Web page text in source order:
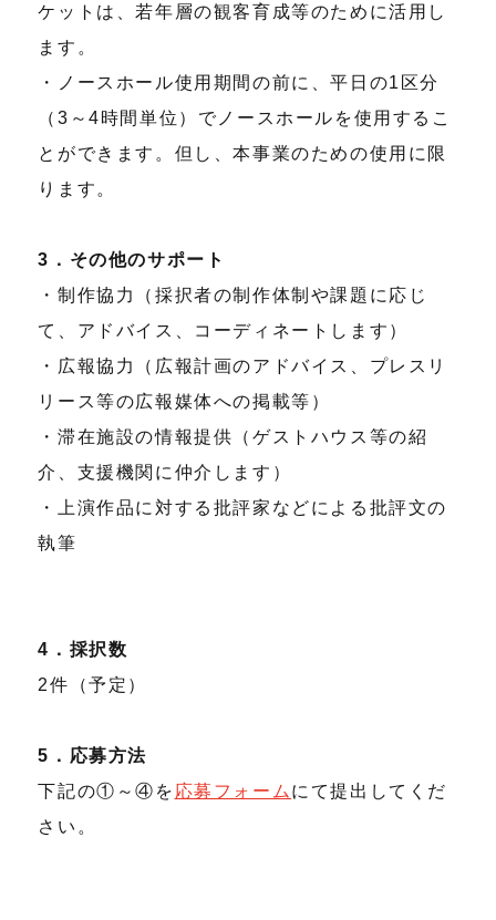
ケットは、若年層の観客育成等のために活用し
ます。
・ノースホール使用期間の前に、平日の1区分
（3～4時間単位）でノースホールを使用するこ
とができます。但し、本事業のための使用に限
ります。
3．その他のサポート
・制作協力（採択者の制作体制や課題に応じ
て、アドバイス、コーディネートします）
・広報協力（広報計画のアドバイス、プレスリ
リース等の広報媒体への掲載等）
・滞在施設の情報提供（ゲストハウス等の紹
介、支援機関に仲介します）
・上演作品に対する批評家などによる批評文の
執筆
4．採択数
2件（予定）
5．応募方法
下記の①～④を 応募フォーム にて提出してくだ
さい。